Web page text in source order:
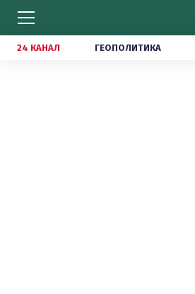
24 КАНАЛ ГЕОПОЛИТИКА